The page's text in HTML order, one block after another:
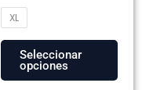
XL
Seleccionar
opciones
página
de
producto